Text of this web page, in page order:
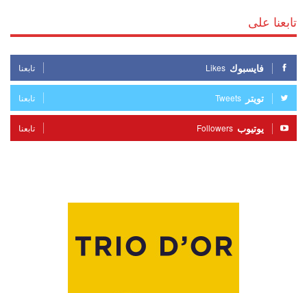
تابعنا على
فايسبوك Likes تابعنا
تويتر Tweets تابعنا
يوتيوب Followers تابعنا